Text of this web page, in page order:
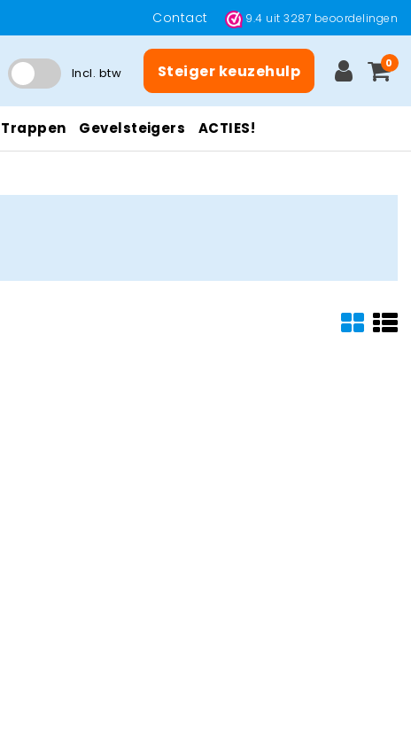
Contact 9.4 uit3287 beoordelingen
Incl. btw Steiger keuzehulp 0
Trappen Gevelsteigers ACTIES!